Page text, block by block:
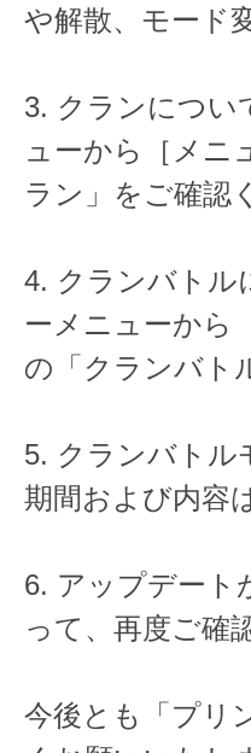
や解散、モード
3. クランについ
ューから［メニ
ラン」をご確認
4. クランバトル
ーメニューから
の「クランバト
5. クランバトル
期間および内容
6. アップデート
って、再度ご確
今後とも「プリ